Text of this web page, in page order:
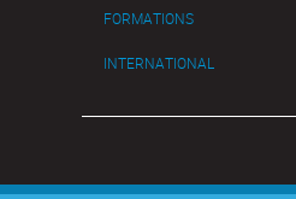
FORMATIONS
INTERNATIONAL